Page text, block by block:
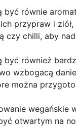
być równie
przypraw i
czy chilli, aby
być również
wzbogacą
można
wegańskie
otwartym na